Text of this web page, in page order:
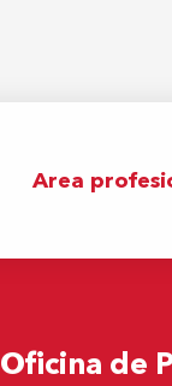
Area
Oficina de